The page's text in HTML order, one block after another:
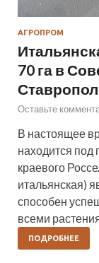
АГРОПРОМ
70 га в
Оставьте
В настоящее
находится под
краевого
итальянская)
способен
всеми
ПОДРОБНЕЕ